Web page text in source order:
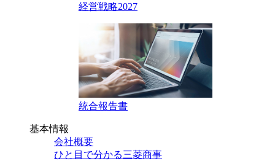
経営戦略2027
統合報告書
基本情報
会社概要
ひと目で分かる三菱商事